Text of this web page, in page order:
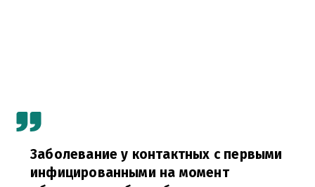
Заболевание у контактных с первыми
инфицированными на момент